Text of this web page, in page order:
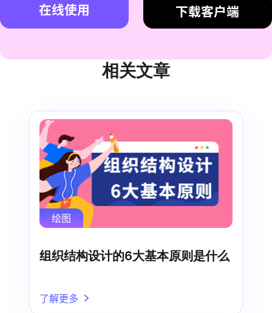
在线使用 下载客户端
相关文章
绘图
组织结构设计的6大基本原则是什么
了解更多